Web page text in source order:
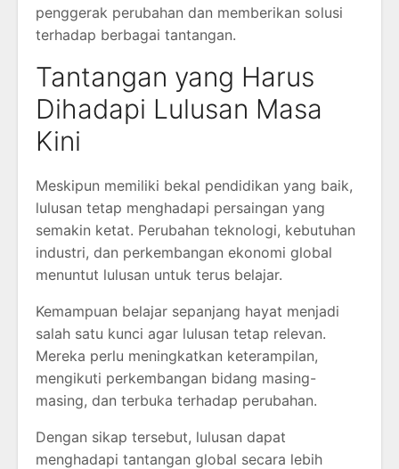
penggerak perubahan dan memberikan solusi
terhadap berbagai tantangan.
Tantangan yang Harus
Dihadapi Lulusan Masa
Kini
Meskipun memiliki bekal pendidikan yang baik,
lulusan tetap menghadapi persaingan yang
semakin ketat. Perubahan teknologi, kebutuhan
industri, dan perkembangan ekonomi global
menuntut lulusan untuk terus belajar.
Kemampuan belajar sepanjang hayat menjadi
salah satu kunci agar lulusan tetap relevan.
Mereka perlu meningkatkan keterampilan,
mengikuti perkembangan bidang masing-
masing, dan terbuka terhadap perubahan.
Dengan sikap tersebut, lulusan dapat
menghadapi tantangan global secara lebih